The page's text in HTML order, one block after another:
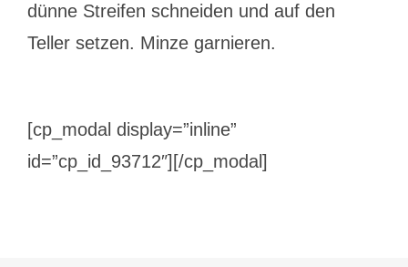
dünne Streifen schneiden und auf den
Teller setzen. Minze garnieren.
[cp_modal display=”inline”
id=”cp_id_93712″][/cp_modal]